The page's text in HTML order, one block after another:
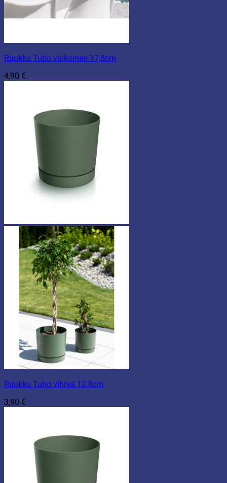
Ruukku Tubo valkoinen 17,8cm
4,90 €
Ruukku Tubo vihreä 12,8cm
3,90 €